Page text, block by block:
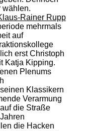
wählen.
Rainer Rupp
mehrmals
auf
erst Christoph
Katja Kipping.
Plenums
Klassikern
Verarmung
die Straße
die Hacken